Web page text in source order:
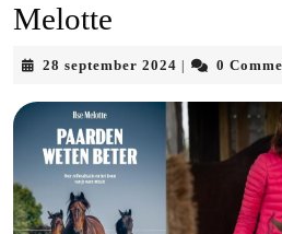
Melotte
28 september 2024 28
2024
0